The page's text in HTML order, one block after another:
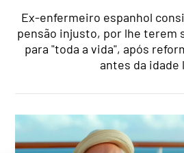
Ex-enfermeiro espanhol
pensão injusto, por lhe terem
para "toda a vida", após
antes da idade